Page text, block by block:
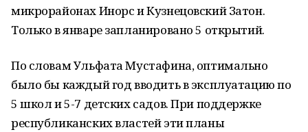
микрорайонах Инорс и Кузнецовский Затон.
Только в январе запланировано 5 открытий.
По словам Ульфата Мустафина, оптимально
было бы каждый год вводить в эксплуатацию по
5 школ и 5-7 детских садов. При поддержке
республиканских властей эти планы